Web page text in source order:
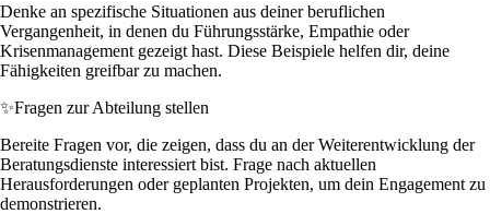
Denke an spezifische Situationen aus deiner beruflichen
Vergangenheit, in denen du Führungsstärke, Empathie oder
Krisenmanagement gezeigt hast. Diese Beispiele helfen dir, deine
Fähigkeiten greifbar zu machen.
✨Fragen zur Abteilung stellen
Bereite Fragen vor, die zeigen, dass du an der Weiterentwicklung der
Beratungsdienste interessiert bist. Frage nach aktuellen
Herausforderungen oder geplanten Projekten, um dein Engagement zu
demonstrieren.